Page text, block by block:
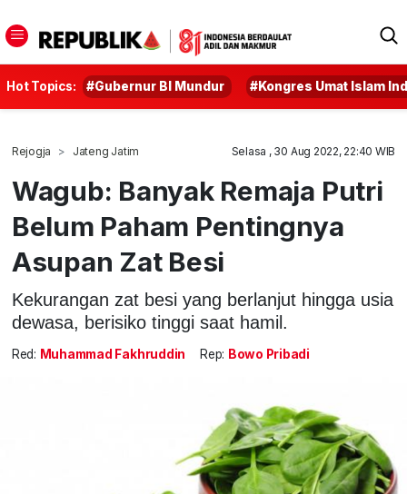
Hot Topics: #Gubernur BI Mundur #Kongres Umat Islam
Rejogja Jateng Jatim Selasa , 30 Aug 2022, 22:40 WIB
Wagub: Banyak Remaja Putri
Belum Paham Pentingnya
Asupan Zat Besi
Kekurangan zat besi yang berlanjut hingga usia
dewasa, berisiko tinggi saat hamil.
Red: Muhammad Fakhruddin Rep: Bowo Pribadi